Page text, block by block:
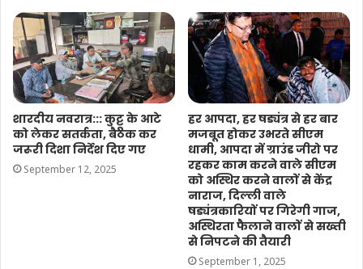
शारदीय नवरात्र::: कुट्टू के आटे
को लेकर सतर्कता, बैठक कर
जरूरी दिशा निर्देश दिए गए
September 12, 2025
हर आपदा, हर षड्यंत्र से हर बार
मजबूत होकर उभरते सीएम
धामी, आपदा में ग्राउंड जीरो पर
रहकर काम करने वाले सीएम
को अस्थिर करने वालों से केंद्र
नाराज, दिल्ली वाले
षड्यंत्रकारियों पर गिरेगी गाज,
अस्थिरता फैलाने वालों से सख्ती
से निपटने की तैयारी
September 1, 2025